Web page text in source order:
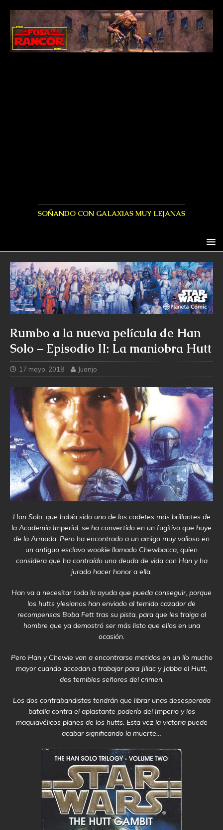
SOÑANDO CON GALAXIAS MUY LEJANAS
Rumbo a la nueva película de Han
Solo – Episodio II: La maniobra Hutt
17 mayo, 2018 Juanjo
Han Solo, que había sido uno de los cadetes más brillantes de
la Academia Imperial, se ha convertido en un fugitivo que huye
de la Armada. Pero ha encontrado a un amigo muy valioso en
un antiguo esclavo wookie llamado Chewbacca, quien
considera que ha contraído una deuda de vida con Han y ha
jurado hacer honor a ella.
Han va a necesitar toda la ayuda que pueda conseguir, porque
los hutts ylesianos han enviado al temido cazador de
recompensas Boba Fett tras su pista, para que les traiga al
hombre que ya demostró ser más listo que ellos en una
ocasión.
Pero Han y Chewie van a encontrarse metidos en un lío mucho
mayor cuando accedan a trabajar para Jiliac y Jabba el Hutt,
dos temibles señores del crimen.
Los dos contrabandistas tendrán que librar unas desesperada
batalla contra el aplastante poderío del Imperio y los
maquiavélicos planes de los hutts. Esta vez la victoria puede
acabar significando la muerte…